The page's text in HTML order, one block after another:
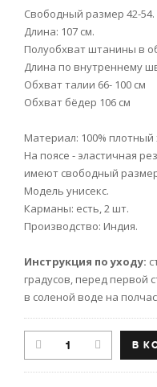
Свободный размер 42-54.
Длина: 107 см.
Полуобхват штанины в
Длина по внутреннему
Обхват талии 66- 100 см
Обхват бёдер 106 см
Материал: 100% плотный
На поясе - эластичная
имеют свободный
Модель унисекс.
Карманы: есть, 2 шт.
Производство: Индия.
Инструкция по уходу:
градусов, перед первой
в соленой воде на